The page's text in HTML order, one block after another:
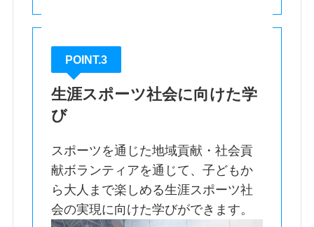
POINT.3
生涯スポーツ社会に向けた学
び
スポーツを通じた地域貢献・社会貢
献ボランティアを通じて、子どもか
ら大人まで楽しめる生涯スポーツ社
会の実現に向けた学びができます。